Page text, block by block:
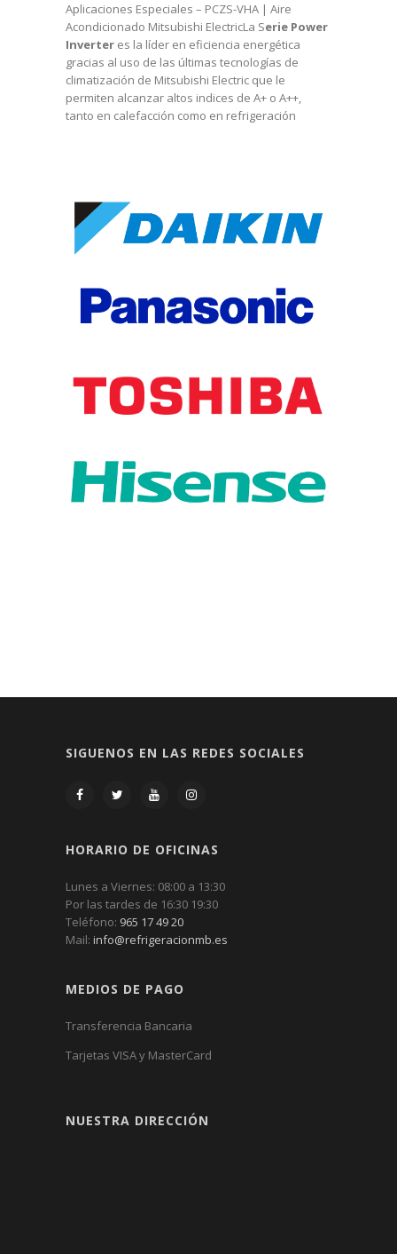
Aplicaciones Especiales – PCZS-VHA | Aire
Acondicionado Mitsubishi ElectricLa Serie Power
Inverter es la líder en eficiencia energética
gracias al uso de las últimas tecnologías de
climatización de Mitsubishi Electric que le
permiten alcanzar altos indices de A+ o A++,
tanto en calefacción como en refrigeración
SIGUENOS EN LAS REDES SOCIALES
HORARIO DE OFICINAS
Lunes a Viernes: 08:00 a 13:30
Por las tardes de 16:30 19:30
Teléfono: 965 17 49 20
Mail: info@refrigeracionmb.es
MEDIOS DE PAGO
Transferencia Bancaria
Tarjetas VISA y MasterCard
NUESTRA DIRECCIÓN